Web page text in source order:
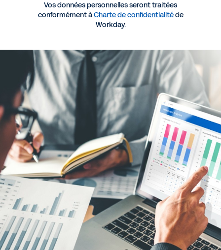
WEBINAR
Comment Sanofi tire profit de Workday Prism
Analytics
35'06
DATASHEET
Workday Prism Analytics
REPORT
People Profession 2021 UK and Ireland Survey
Report
Vos données personnelles seront traitées
conformément àCharte de confidentialitéde
Workday.